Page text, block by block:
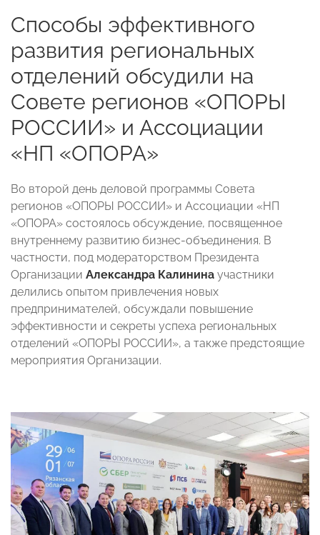
Способы эффективного
развития региональных
отделений обсудили на
Совете регионов «ОПОРЫ
РОССИИ» и Ассоциации
«НП «ОПОРА»
Во второй день деловой программы Совета
регионов «ОПОРЫ РОССИИ» и Ассоциации «НП
«ОПОРА» состоялось обсуждение, посвященное
внутреннему развитию бизнес-объединения. В
частности, под модераторством Президента
Организации Александра Калинина участники
делились опытом привлечения новых
предпринимателей, обсуждали повышение
эффективности и секреты успеха региональных
отделений «ОПОРЫ РОССИИ», а также предстоящие
мероприятия Организации.